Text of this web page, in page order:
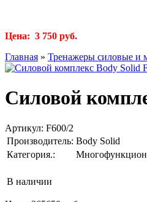
Цена: 3 750 руб.
Главная » Тренажеры силовые и
Силовой
Артикул: F600/2
Производитель: Body Solid
Категория.:
В наличии